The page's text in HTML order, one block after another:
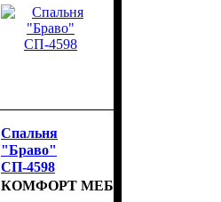
Спальня
"Браво"
СП-4598
КОМФОРТ МЕБЛІ